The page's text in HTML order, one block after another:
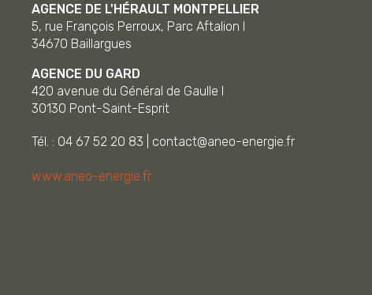
AGENCE DE L'HÉRAULT MONTPELLIER
5, rue François Perroux, Parc Aftalion I
34670 Baillargues
AGENCE DU GARD
420 avenue du Général de Gaulle I
30130 Pont-Saint-Esprit
Tél. : 04 67 52 20 83 contact@aneo-energie.fr
www.aneo-energie.fr